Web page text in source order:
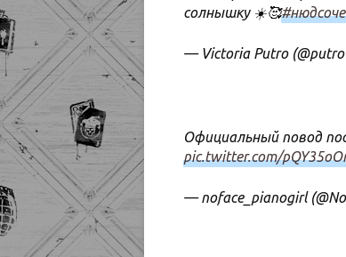
солнышку ☀️🥰
— Victoria Putro
Официальный повод
pic.twitter.com/
— noface_pianogirl